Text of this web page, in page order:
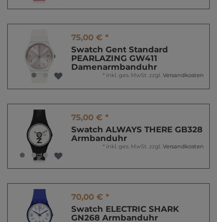
75,00 € *
Swatch Gent Standard
PEARLAZING GW411
Damenarmbanduhr
* inkl. ges. MwSt. zzgl. Versandkosten
75,00 € *
Swatch ALWAYS THERE GB328
Armbanduhr
* inkl. ges. MwSt. zzgl. Versandkosten
70,00 € *
Swatch ELECTRIC SHARK
GN268 Armbanduhr